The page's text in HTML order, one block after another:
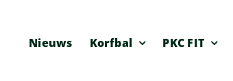
Nieuws Korfbal PKC FIT